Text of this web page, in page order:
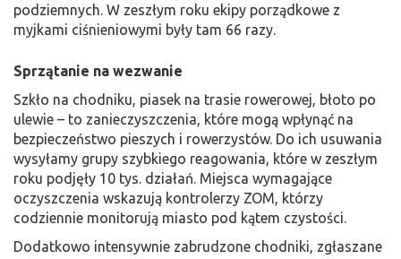
podziemnych. W zeszłym roku ekipy porządkowe z
myjkami ciśnieniowymi były tam 66 razy.
Sprzątanie na wezwanie
Szkło na chodniku, piasek na trasie rowerowej, błoto po
ulewie – to zanieczyszczenia, które mogą wpłynąć na
bezpieczeństwo pieszych i rowerzystów. Do ich usuwania
wysyłamy grupy szybkiego reagowania, które w zeszłym
roku podjęły 10 tys. działań. Miejsca wymagające
oczyszczenia wskazują kontrolerzy ZOM, którzy
codziennie monitorują miasto pod kątem czystości.
Dodatkowo intensywnie zabrudzone chodniki, zgłaszane